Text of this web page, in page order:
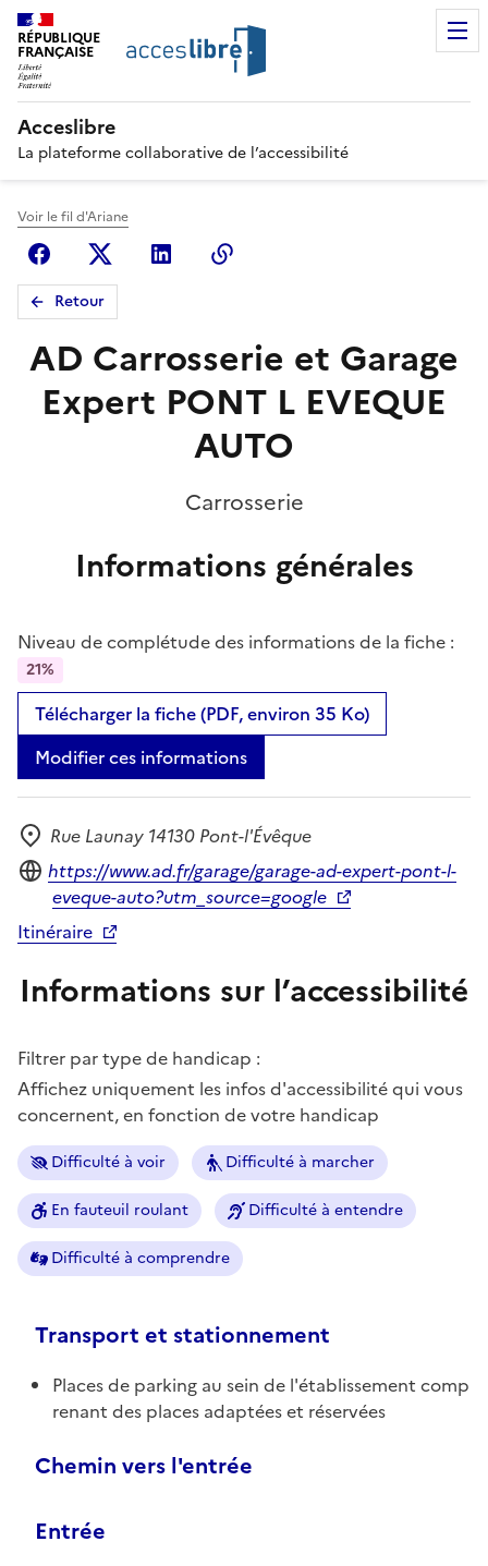
RÉPUBLIQUE
FRANÇAISE
Acceslibre
La plateforme collaborative de l’accessibilité
Voir le fil d'Ariane
FacebookX (anciennement Twitter)
Linkedin
Retour
AD Carrosserie et Garage
Expert PONT L EVEQUE
AUTO
Carrosserie
Informations générales
Niveau de complétude des informations de la fiche :
21%
Télécharger la fiche (PDF, environ 35 Ko)
Modifier ces informations
Adresse
Rue Launay 14130 Pont-l'Évêque
Site internet
https://www.ad.fr/garage/garage-ad-expert-pont-l-
eveque-auto?utm_source=google
Itinéraire
Informations sur l’accessibilité
Filtrer par type de handicap :
Affichez uniquement les infos d'accessibilité qui vous
concernent, en fonction de votre handicap
Difficulté à voir Difficulté à marcher
En fauteuil roulant Difficulté à entendre
Difficulté à comprendre
Transport et stationnement
Places de parking au sein de l'établissement comp
renant des places adaptées et réservées
Chemin vers l'entrée
Entrée